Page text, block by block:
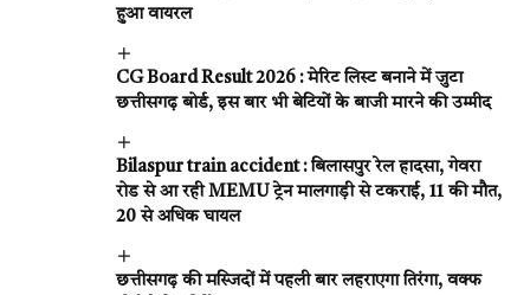
हुआ वायरल
CG Board Result 2026 : मेरिट लिस्ट बनाने में जुटा
छत्तीसगढ़ बोर्ड, इस बार भी बेटियों के बाजी मारने की उम्मीद
Bilaspur train accident : बिलासपुर रेल हादसा, गेवरा
रोड से आ रही MEMU ट्रेन मालगाड़ी से टकराई, 11 की मौत,
20 से अधिक घायल
छत्तीसगढ़ की मस्जिदों में पहली बार लहराएगा तिरंगा, वक्फ